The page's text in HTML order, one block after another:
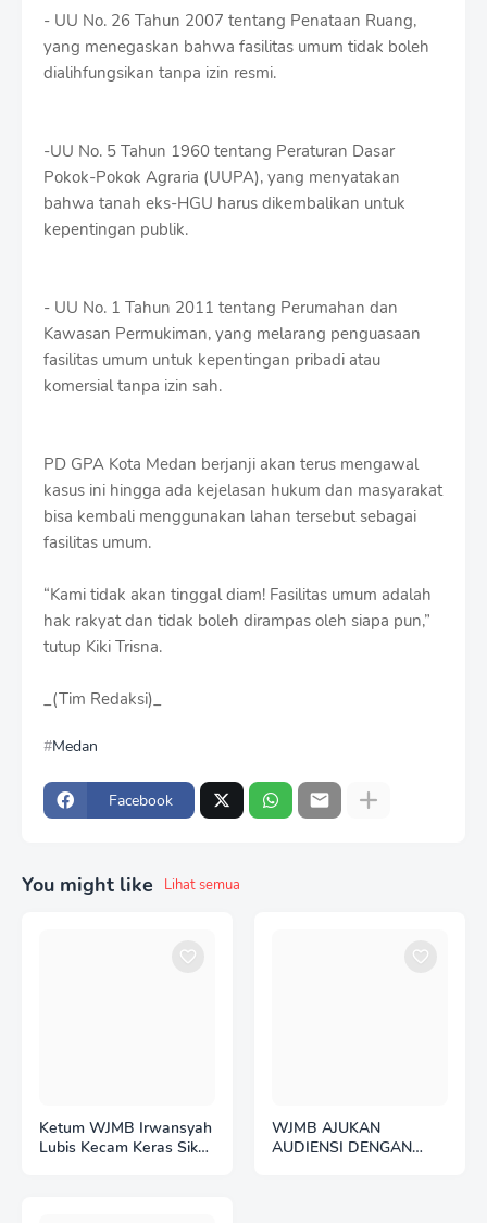
- UU No. 26 Tahun 2007 tentang Penataan Ruang,
yang menegaskan bahwa fasilitas umum tidak boleh
dialihfungsikan tanpa izin resmi.
-UU No. 5 Tahun 1960 tentang Peraturan Dasar
Pokok-Pokok Agraria (UUPA), yang menyatakan
bahwa tanah eks-HGU harus dikembalikan untuk
kepentingan publik.
- UU No. 1 Tahun 2011 tentang Perumahan dan
Kawasan Permukiman, yang melarang penguasaan
fasilitas umum untuk kepentingan pribadi atau
komersial tanpa izin sah.
PD GPA Kota Medan berjanji akan terus mengawal
kasus ini hingga ada kejelasan hukum dan masyarakat
bisa kembali menggunakan lahan tersebut sebagai
fasilitas umum.
“Kami tidak akan tinggal diam! Fasilitas umum adalah
hak rakyat dan tidak boleh dirampas oleh siapa pun,”
tutup Kiki Trisna.
_(Tim Redaksi)_
Medan
Facebook
You might like Lihat semua
Ketum WJMB Irwansyah
Lubis Kecam Keras Sikap
WJMB AJUKAN
AUDIENSI DENGAN